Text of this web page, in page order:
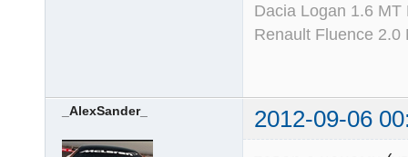
Dacia Logan 1.6 MT
Renault Fluence
_AlexSander_ 2012-09-06